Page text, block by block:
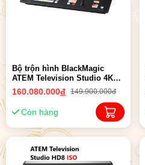
Bộ trộn hình BlackMagic
ATEM Television Studio 4K8 (
12G-SDI x 8 ) | Chính Hãng
160.080.000đ 149.900.000đ
Còn hàng